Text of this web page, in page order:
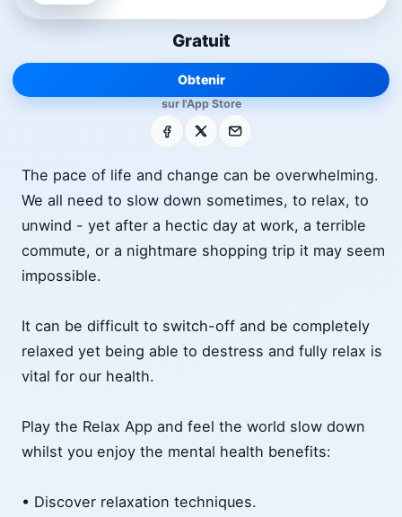
Gratuit
Obtenir
sur l'App Store
Facebook E-mail
The pace of life and change can be overwhelming.
We all need to slow down sometimes, to relax, to
unwind - yet after a hectic day at work, a terrible
commute, or a nightmare shopping trip it may seem
impossible.
It can be difficult to switch-off and be completely
relaxed yet being able to destress and fully relax is
vital for our health.
Play the Relax App and feel the world slow down
whilst you enjoy the mental health benefits:
• Discover relaxation techniques.